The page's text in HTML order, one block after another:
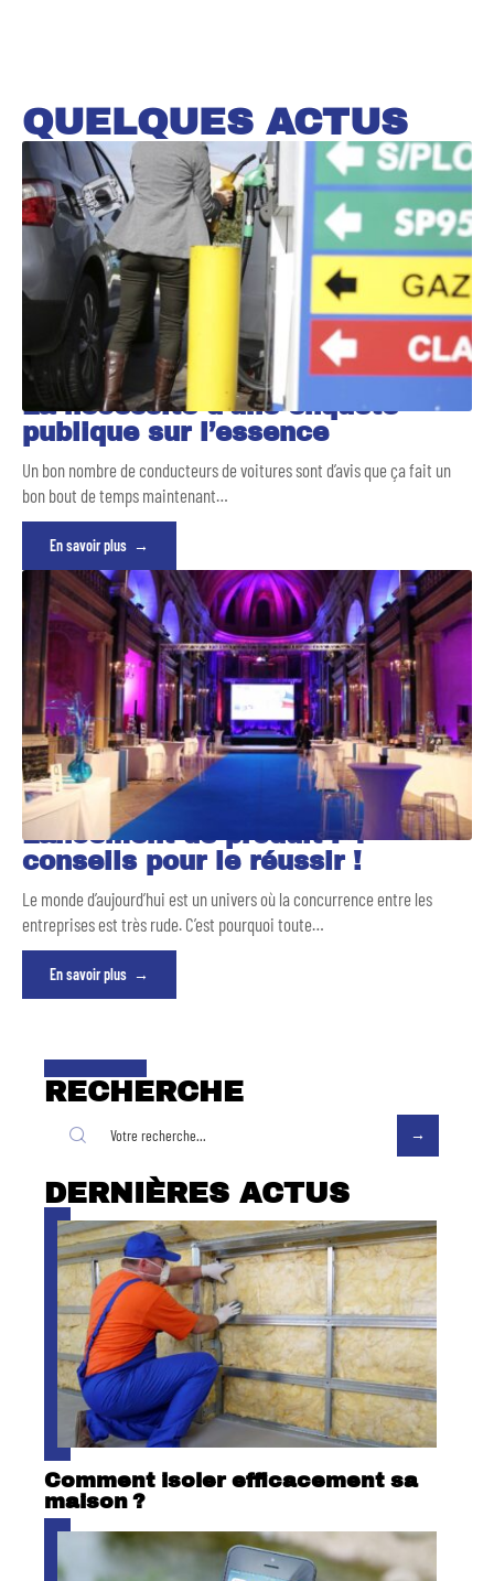
QUELQUES ACTUS
La nécessité d’une enquête
publique sur l’essence
Un bon nombre de conducteurs de voitures sont d’avis que ça fait un
bon bout de temps maintenant…
En savoir plus
Lancement de produit : 4
conseils pour le réussir !
Le monde d’aujourd’hui est un univers où la concurrence entre les
entreprises est très rude. C’est pourquoi toute…
En savoir plus
RECHERCHE
DERNIÈRES ACTUS
Comment isoler efficacement sa
maison ?